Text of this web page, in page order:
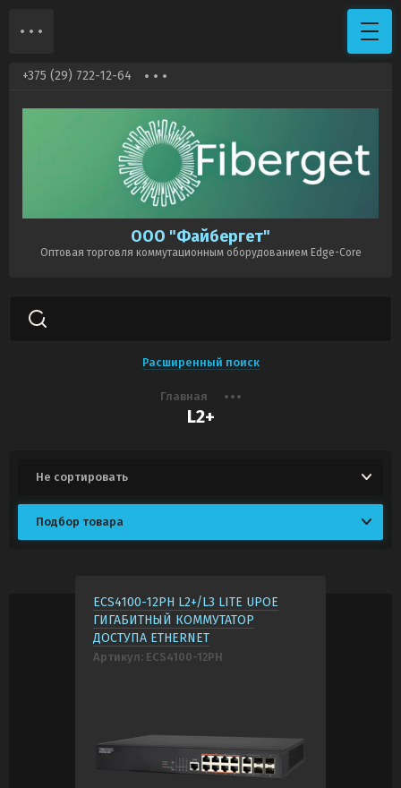
+375 (29) 722-12-64
ООО "Файбергет"
Оптовая торговля коммутационным оборудованием Edge-Core
Расширенный поиск
Главная
L2+
Не сортировать
Подбор товара
ECS4100-12PH L2+/L3 LITE UPOE
ГИГАБИТНЫЙ КОММУТАТОР
ДОСТУПА ETHERNET
Артикул: ECS4100-12PH